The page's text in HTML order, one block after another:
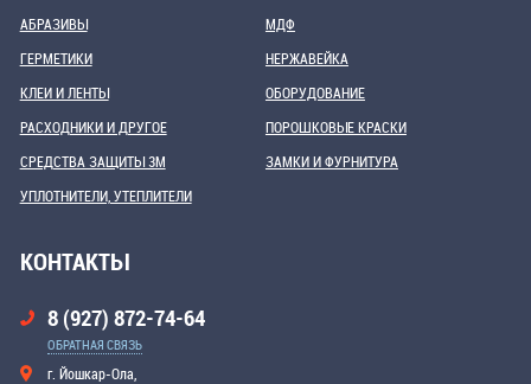
АБРАЗИВЫ
ГЕРМЕТИКИ
КЛЕИ И ЛЕНТЫ
МДФ
НЕРЖАВЕЙКА
ОБОРУДОВАНИЕ
РАСХОДНИКИ И ДРУГОЕ
СРЕДСТВА ЗАЩИТЫ 3М
УПЛОТНИТЕЛИ, УТЕПЛИТЕЛИ
ПОРОШКОВЫЕ КРАСКИ
ЗАМКИ И ФУРНИТУРА
КОНТАКТЫ
8 (927) 872-74-64
ОБРАТНАЯ СВЯЗЬ
г. Йошкар-Ола,